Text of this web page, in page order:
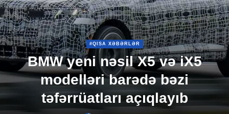
#QISA XƏBƏRLƏR
BMW yeni nəsil X5 və iX5
modelləri barədə bəzi
təfərrüatları açıqlayıb